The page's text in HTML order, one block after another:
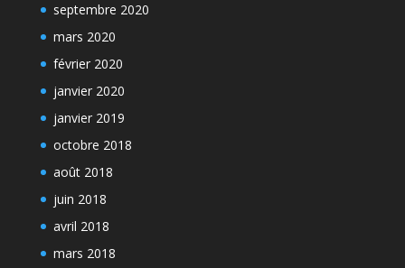
septembre 2020
mars 2020
février 2020
janvier 2020
janvier 2019
octobre 2018
août 2018
juin 2018
avril 2018
mars 2018